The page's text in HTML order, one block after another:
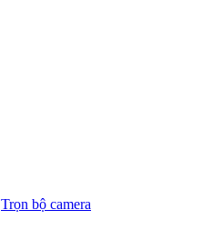
Trọn bộ camera